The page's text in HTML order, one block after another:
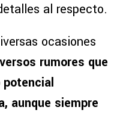
al respecto.
ocasiones
rumores que
potencial
aunque siempre